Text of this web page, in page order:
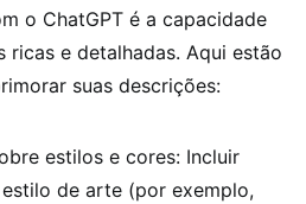
o ChatGPT é a capacidade
ricas e detalhadas. Aqui estão
suas descrições:
estilos e cores: Incluir
de arte (por exemplo,